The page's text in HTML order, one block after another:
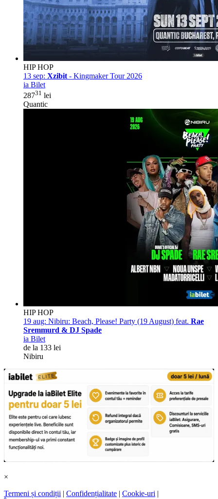
HIP HOP
13 sep: Xzibit - Kingmaker Tour 2026
ia Bilet
28731 lei
Quantic
HIP HOP
19 aug: Nibiru: Beach, Please! Party (19 August) feat. Rae
Sremmurd & DJ Spade
ia Bilet
de la 133 lei
Nibiru
×
Termeni și condiții | Confidențialitate | Cookie-uri |